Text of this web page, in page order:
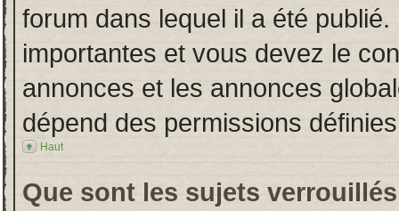
forum dans lequel il a été
importantes et vous devez le
annonces et les annonces
dépend des permissions
Haut
Que sont les sujets